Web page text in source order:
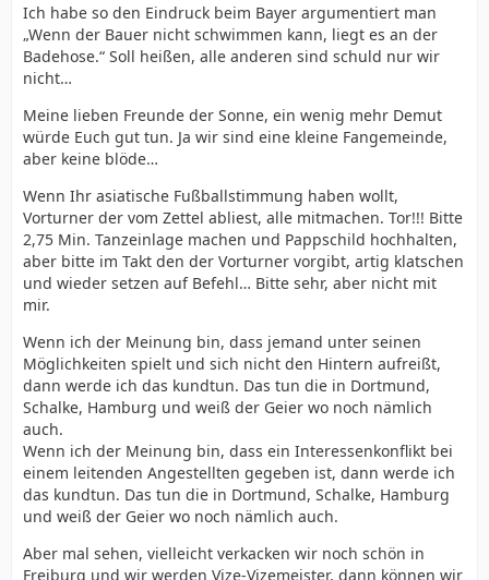
Ich habe so den Eindruck beim Bayer argumentiert man
„Wenn der Bauer nicht schwimmen kann, liegt es an der
Badehose.“ Soll heißen, alle anderen sind schuld nur wir
nicht…
Meine lieben Freunde der Sonne, ein wenig mehr Demut
würde Euch gut tun. Ja wir sind eine kleine Fangemeinde,
aber keine blöde…
Wenn Ihr asiatische Fußballstimmung haben wollt,
Vorturner der vom Zettel abliest, alle mitmachen. Tor!!! Bitte
2,75 Min. Tanzeinlage machen und Pappschild hochhalten,
aber bitte im Takt den der Vorturner vorgibt, artig klatschen
und wieder setzen auf Befehl… Bitte sehr, aber nicht mit
mir.
Wenn ich der Meinung bin, dass jemand unter seinen
Möglichkeiten spielt und sich nicht den Hintern aufreißt,
dann werde ich das kundtun. Das tun die in Dortmund,
Schalke, Hamburg und weiß der Geier wo noch nämlich
auch.
Wenn ich der Meinung bin, dass ein Interessenkonflikt bei
einem leitenden Angestellten gegeben ist, dann werde ich
das kundtun. Das tun die in Dortmund, Schalke, Hamburg
und weiß der Geier wo noch nämlich auch.
Aber mal sehen, vielleicht verkacken wir noch schön in
Freiburg und wir werden Vize-Vizemeister, dann können wir